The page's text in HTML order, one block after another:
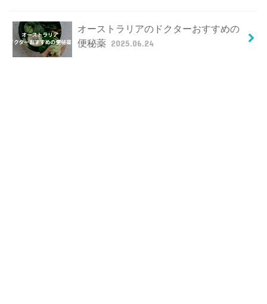
オーストラリアのドクターおすすめの
便秘薬 2025.06.24